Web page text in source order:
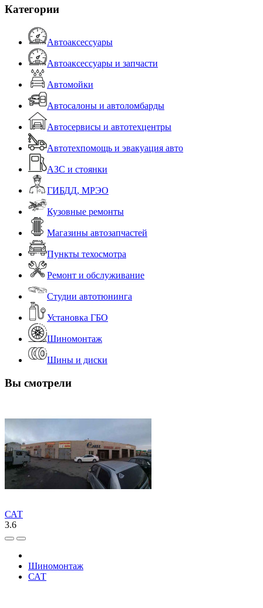
Категории
Автоаксессуары
Автоаксессуары и запчасти
Автомойки
Автосалоны и автоломбарды
Автосервисы и автотехцентры
Автотехпомощь и эвакуация авто
АЗС и стоянки
ГИБДД, МРЭО
Кузовные ремонты
Магазины автозапчастей
Пункты техосмотра
Ремонт и обслуживание
Студии автотюнинга
Установка ГБО
Шиномонтаж
Шины и диски
Вы смотрели
САТ
3.6
Шиномонтаж
САТ